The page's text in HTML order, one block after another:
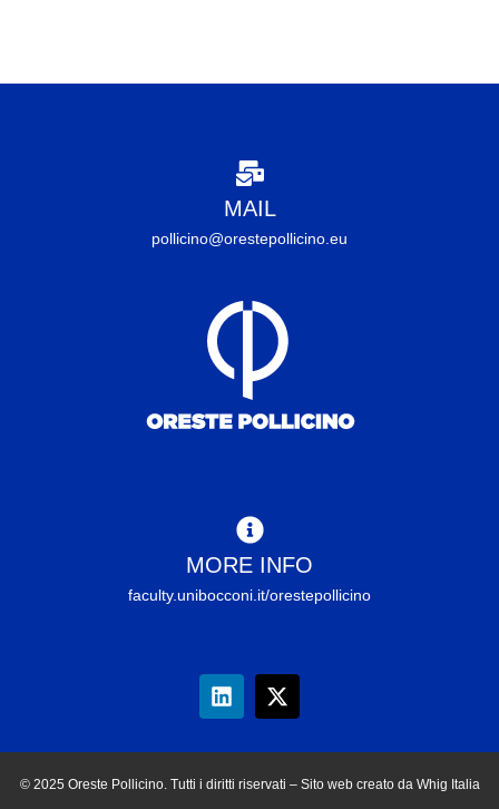
MAIL
pollicino@orestepollicino.eu
MORE INFO
faculty.unibocconi.it/orestepollicino
© 2025 Oreste Pollicino. Tutti i diritti riservati – Sito web creato da Whig Italia